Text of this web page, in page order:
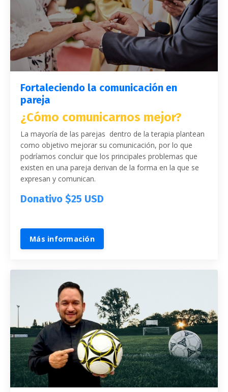
Fortaleciendo la comunicación en
pareja
¿Cómo comunicarnos mejor?
La mayoría de las parejas dentro de la terapia plantean
como objetivo mejorar su comunicación, por lo que
podríamos concluir que los principales problemas que
existen en una pareja derivan de la forma en la que se
expresan y comunican.
Donativo $25 USD
Más información